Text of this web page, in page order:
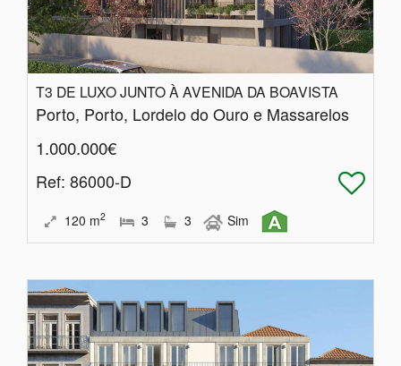
T3 DE LUXO JUNTO À AVENIDA DA BOAVISTA
Porto, Porto, Lordelo do Ouro e Massarelos
1.000.000€
Ref: 86000-D
120 m2 3 3 Sim